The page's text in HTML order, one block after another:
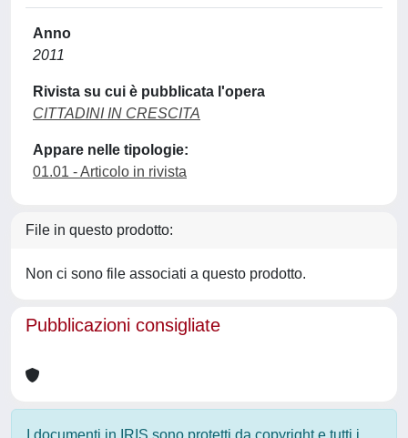
Anno
2011
Rivista su cui è pubblicata l'opera
CITTADINI IN CRESCITA
Appare nelle tipologie:
01.01 - Articolo in rivista
File in questo prodotto:
Non ci sono file associati a questo prodotto.
Pubblicazioni consigliate
I documenti in IRIS sono protetti da copyright e tutti i